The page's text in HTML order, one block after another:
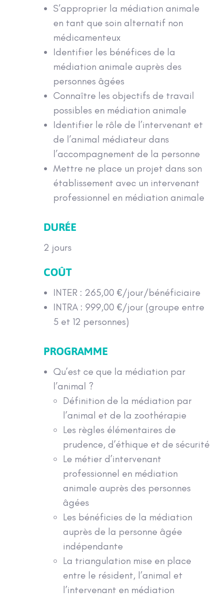
S’approprier la médiation animale
en tant que soin alternatif non
médicamenteux
Identifier les bénéfices de la
médiation animale auprès des
personnes âgées
Connaître les objectifs de travail
possibles en médiation animale
Identifier le rôle de l’intervenant et
de l’animal médiateur dans
l’accompagnement de la personne
Mettre ne place un projet dans son
établissement avec un intervenant
professionnel en médiation animale
DURÉE
2 jours
COÛT
INTER : 265,00 €/jour/bénéficiaire
INTRA : 999,00 €/jour (groupe entre
5 et 12 personnes)
PROGRAMME
Qu’est ce que la médiation par
l’animal ?
Définition de la médiation par
l’animal et de la zoothérapie
Les règles élémentaires de
prudence, d’éthique et de sécurité
Le métier d’intervenant
professionnel en médiation
animale auprès des personnes
âgées
Les bénéficies de la médiation
auprès de la personne âgée
indépendante
La triangulation mise en place
entre le résident, l’animal et
l’intervenant en médiation